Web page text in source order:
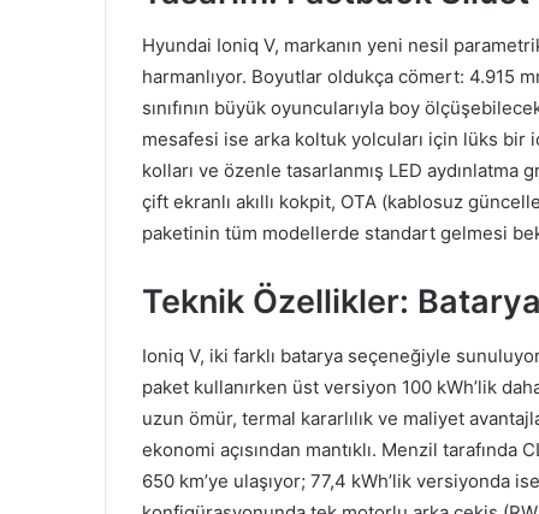
Hyundai Ioniq V, markanın yeni nesil
harmanlıyor. Boyutlar oldukça cömert: 4.915
sınıfının büyük oyuncularıyla boy
mesafesi ise arka koltuk yolcuları için lüks bir
kolları ve özenle tasarlanmış LED
çift ekranlı akıllı kokpit, OTA (kablosuz
paketinin tüm modellerde standart gelmesi
Teknik Özellikler:
Ioniq V, iki farklı batarya seçeneğiyle
paket kullanırken üst versiyon 100 kWh’lik
uzun ömür, termal kararlılık ve maliyet
ekonomi açısından mantıklı. Menzil
650 km’ye ulaşıyor; 77,4 kWh’lik versiyonda